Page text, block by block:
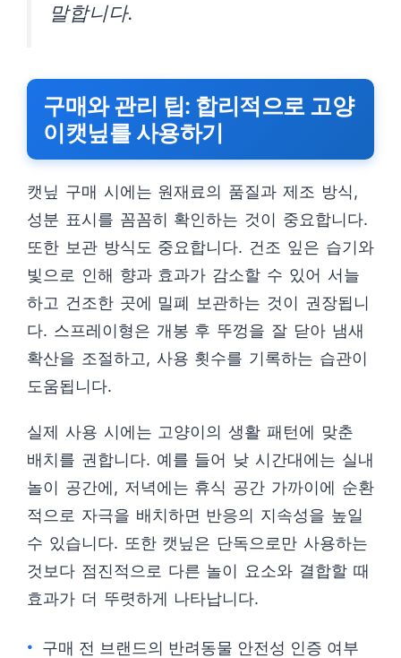
말합니다.
구매와 관리 팁: 합리적으로 고양
이캣닢를 사용하기
캣닢 구매 시에는 원재료의 품질과 제조 방식,
성분 표시를 꼼꼼히 확인하는 것이 중요합니다.
또한 보관 방식도 중요합니다. 건조 잎은 습기와
빛으로 인해 향과 효과가 감소할 수 있어 서늘
하고 건조한 곳에 밀폐 보관하는 것이 권장됩니
다. 스프레이형은 개봉 후 뚜껑을 잘 닫아 냄새
확산을 조절하고, 사용 횟수를 기록하는 습관이
도움됩니다.
실제 사용 시에는 고양이의 생활 패턴에 맞춘
배치를 권합니다. 예를 들어 낮 시간대에는 실내
놀이 공간에, 저녁에는 휴식 공간 가까이에 순환
적으로 자극을 배치하면 반응의 지속성을 높일
수 있습니다. 또한 캣닢은 단독으로만 사용하는
것보다 점진적으로 다른 놀이 요소와 결합할 때
효과가 더 뚜렷하게 나타납니다.
구매 전 브랜드의 반려동물 안전성 인증 여부